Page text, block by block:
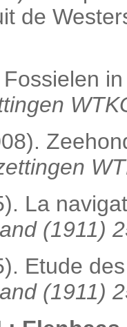
de
La
(1911)
Etude
(1911)